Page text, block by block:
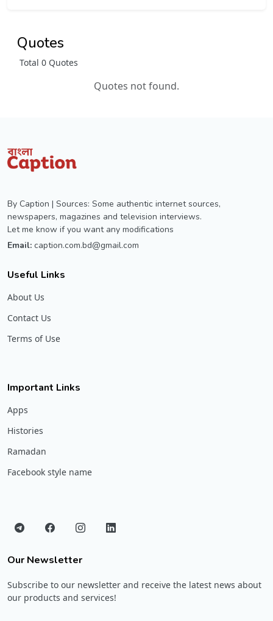
Quotes
Total 0 Quotes
Quotes not found.
By Caption | Sources: Some authentic internet sources,
newspapers, magazines and television interviews.
Let me know if you want any modifications
Email: caption.com.bd@gmail.com
Useful Links
About Us
Contact Us
Terms of Use
Important Links
Apps
Histories
Ramadan
Facebook style name
Our Newsletter
Subscribe to our newsletter and receive the latest news about
our products and services!